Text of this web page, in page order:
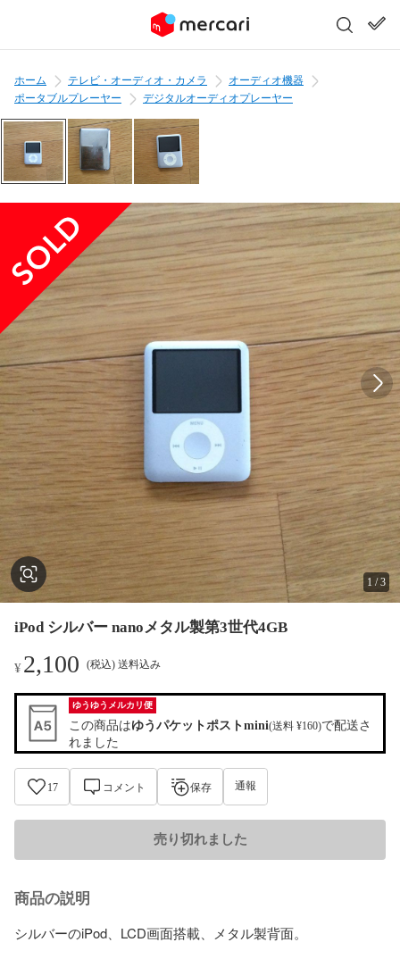
ホーム テレビ・オーディオ・カメラ
オーディオ機器
ポータブルプレーヤー
デジタルオーディオプレーヤー
1 /3
iPod シルバー nanoメタル製第3世代4GB
¥2,100 (税込) 送料込み
ゆうゆうメルカリ便
この商品はゆうパケットポストmini(送料 ¥160)で配送さ
れました
17 コメント 保存 通報
売り切れました
商品の説明
シルバーのiPod、LCD画面搭載、メタル製背面。